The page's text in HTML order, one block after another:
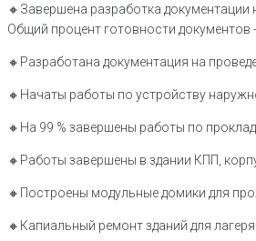
🔸️Завершена разработка
Общий процент готовности документов -
🔸️Разработана документация на
🔸️Начаты работы по устройству
🔸️На 99 % завершены работы по
🔸️Работы завершены в здании КПП,
🔸️Построены модульные домики для
🔸️Капиальный ремонт зданий для